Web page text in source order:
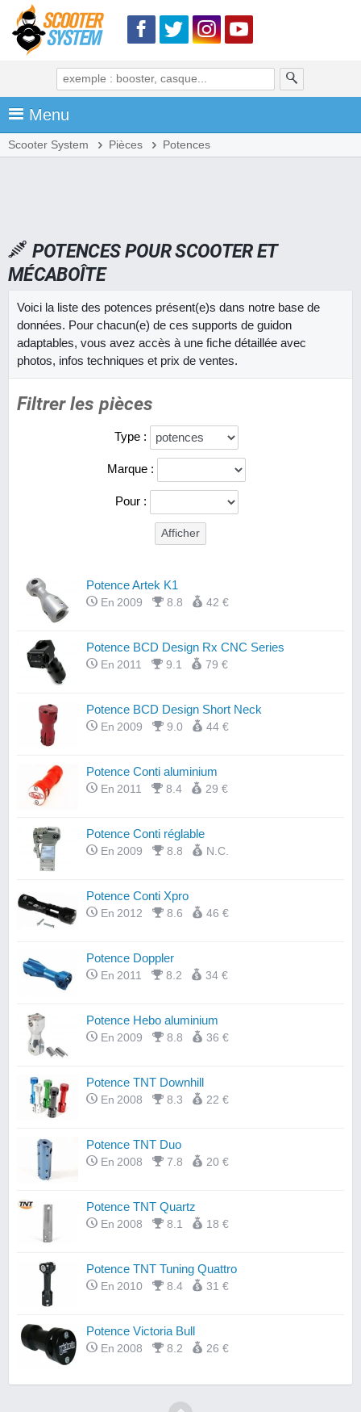
Menu
Scooter System Pièces Potences
POTENCES POUR SCOOTER ET
MÉCABOÎTE
Voici la liste des potences présent(e)s dans notre base de
données. Pour chacun(e) de ces supports de guidon
adaptables, vous avez accès à une fiche détaillée avec
photos, infos techniques et prix de ventes.
Filtrer les pièces
Type :
Marque :
Pour :
Potence Artek K1
En 2009 8.8 42 €
Potence BCD Design Rx CNC Series
En 2011 9.1 79 €
Potence BCD Design Short Neck
En 2009 9.0 44 €
Potence Conti aluminium
En 2011 8.4 29 €
Potence Conti réglable
En 2009 8.8 N.C.
Potence Conti Xpro
En 2012 8.6 46 €
Potence Doppler
En 2011 8.2 34 €
Potence Hebo aluminium
En 2009 8.8 36 €
Potence TNT Downhill
En 2008 8.3 22 €
Potence TNT Duo
En 2008 7.8 20 €
Potence TNT Quartz
En 2008 8.1 18 €
Potence TNT Tuning Quattro
En 2010 8.4 31 €
Potence Victoria Bull
En 2008 8.2 26 €